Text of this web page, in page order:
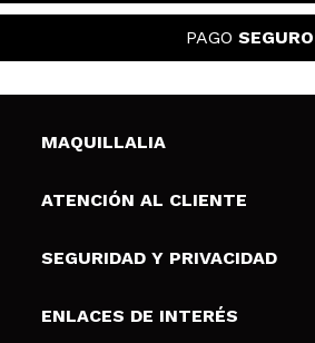
PAGO SEGURO
MAQUILLALIA
Sobre nosotros
Tarjetas de Regalo
ATENCIÓN AL CLIENTE
Envíos y devoluciones
Formas de pago
SEGURIDAD Y PRIVACIDAD
Terminos y condiciones de uso
ENLACES DE INTERÉS